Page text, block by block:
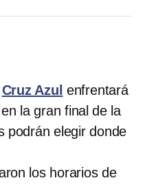
Cruz Azul enfrentará
la gran final de la
podrán elegir donde
los horarios de